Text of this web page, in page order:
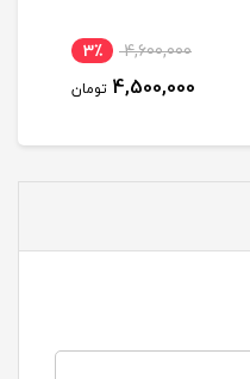
4,600,000 3٪
4,500,000 تومان